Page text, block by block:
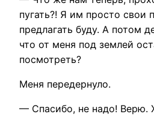
пугать?! Я им просто свои
предлагать буду. А потом
что от меня под землей
посмотреть?
Меня передернуло.
— Спасибо, не надо! Верю.